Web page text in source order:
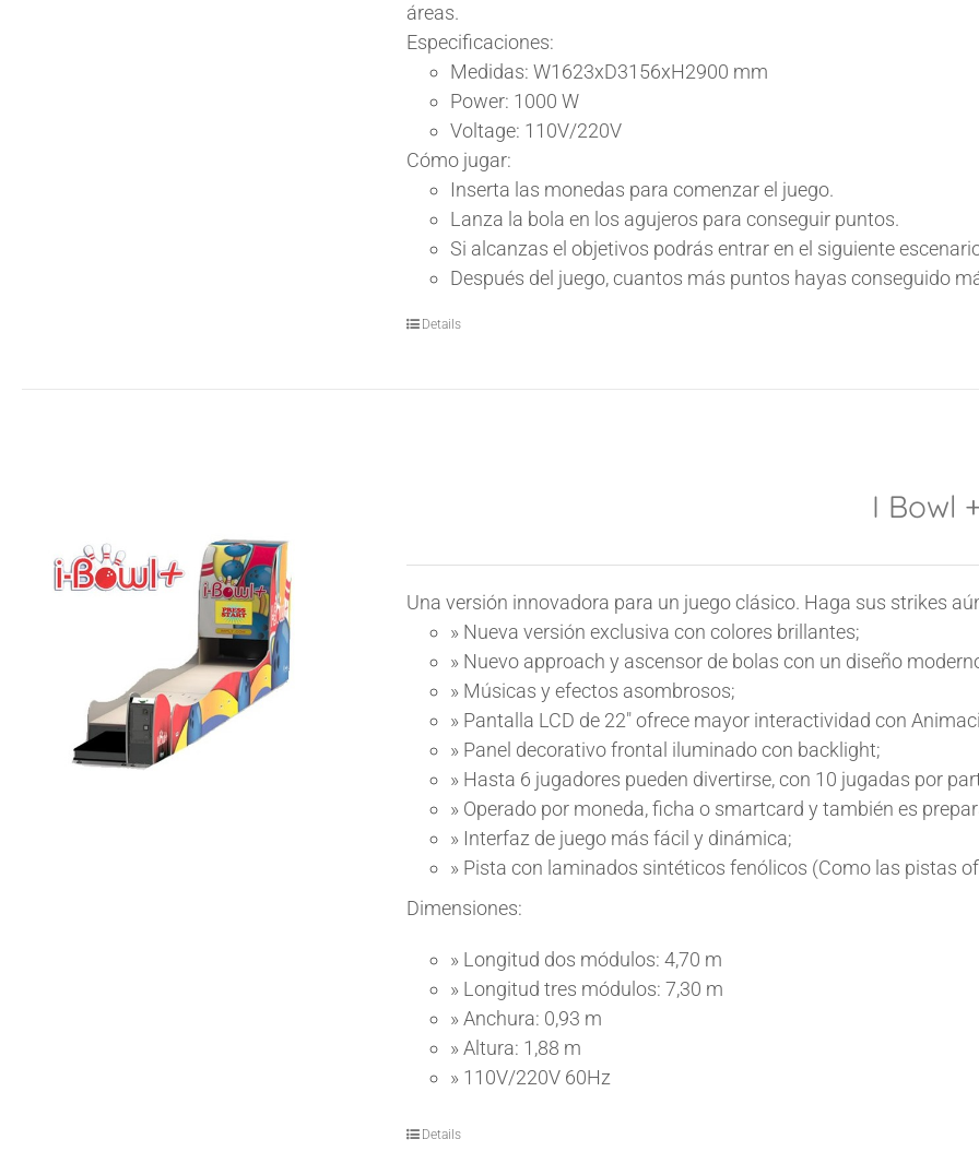
áreas.
Especificaciones:
Medidas: W1623xD3156xH2900 mm
Power: 1000 W
Voltage: 110V/220V
Cómo jugar:
Inserta las monedas para comenzar el juego.
Lanza la bola en los agujeros para conseguir puntos.
Si alcanzas el objetivos podrás entrar en el siguiente
Después del juego, cuantos más puntos hayas conseguido
Details
I Bowl
Una versión innovadora para un juego clásico. Haga sus strikes
» Nueva versión exclusiva con colores brillantes;
» Nuevo approach y ascensor de bolas con un diseño
» Músicas y efectos asombrosos;
» Pantalla LCD de 22" ofrece mayor interactividad con
» Panel decorativo frontal iluminado con backlight;
» Hasta 6 jugadores pueden divertirse, con 10 jugadas por
» Operado por moneda, ficha o smartcard y también es
» Interfaz de juego más fácil y dinámica;
» Pista con laminados sintéticos fenólicos (Como las pistas
Dimensiones:
» Longitud dos módulos: 4,70 m
» Longitud tres módulos: 7,30 m
»Anchura: 0,93 m
»Altura: 1,88 m
» 110V/220V 60Hz
Details